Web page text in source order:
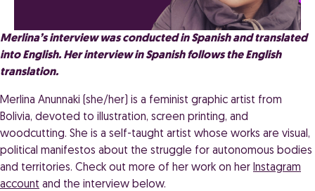
Merlina’s interview was conducted in Spanish and translated
into English. Her interview in Spanish follows the English
translation.
Merlina Anunnaki (she/her) is a feminist graphic artist from
Bolivia, devoted to illustration, screen printing, and
woodcutting. She is a self-taught artist whose works are visual,
political manifestos about the struggle for autonomous bodies
and territories. Check out more of her work on her Instagram
account and the interview below.